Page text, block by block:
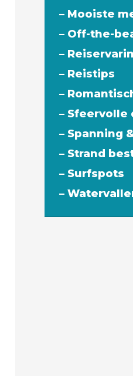
– Mooiste
– Off-the-
–
– Reistips
–
– Sfeervolle
– Spanning
– Strand
– Surfspots
–